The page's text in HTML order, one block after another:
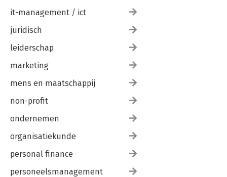
it-management / ict
juridisch
leiderschap
marketing
mens en maatschappij
non-profit
ondernemen
organisatiekunde
personal finance
personeelsmanagement